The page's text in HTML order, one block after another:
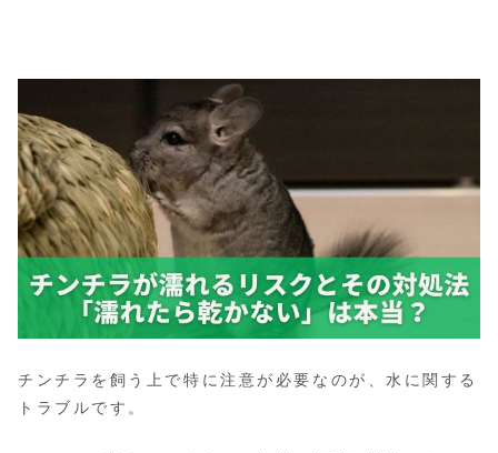
チンチラを飼う上で特に注意が必要なのが、水に関する
トラブルです。